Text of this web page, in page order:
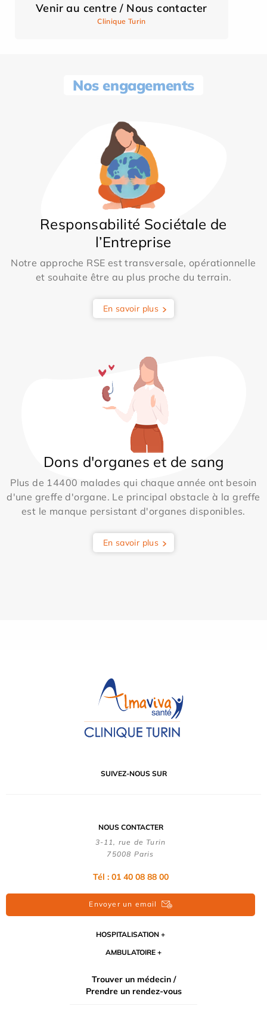
Venir au centre / Nous contacter
Clinique Turin
Nos engagements
Responsabilité Sociétale de
l’Entreprise
Notre approche RSE est transversale, opérationnelle
et souhaite être au plus proche du terrain.
En savoir plus
Dons d'organes et de sang
Plus de 14400 malades qui chaque année ont besoin
d'une greffe d'organe. Le principal obstacle à la greffe
est le manque persistant d'organes disponibles.
En savoir plus
SUIVEZ-NOUS SUR
NOUS CONTACTER
3-11, rue de Turin
75008 Paris
Tél : 01 40 08 88 00
Envoyer un email
HOSPITALISATION
AMBULATOIRE
Trouver un médecin /
Prendre un rendez-vous